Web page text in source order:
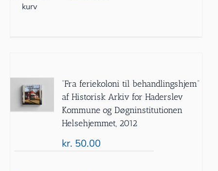
kurv
”Fra feriekoloni til behandlingshjem”
af Historisk Arkiv for Haderslev
Kommune og Døgninstitutionen
Helsehjemmet, 2012
kr. 50.00